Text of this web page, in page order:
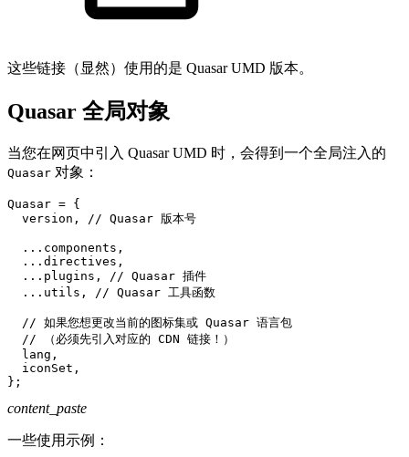
这些链接（显然）使用的是 Quasar UMD 版本。
Quasar 全局对象
当您在网页中引入 Quasar UMD 时，会得到一个全局注入的
Quasar 对象：
Quasar = {
  version
, // Quasar 版本号
... components ,
... directives ,
... plugins ,
// Quasar 插件
... utils , // Quasar 工具函数
// 如果您想更改当前的图标集或 Quasar 语言包
// （必须先引入对应的 CDN 链接！）
  lang
,
  iconSet
,
} ;
content_paste
一些使用示例：